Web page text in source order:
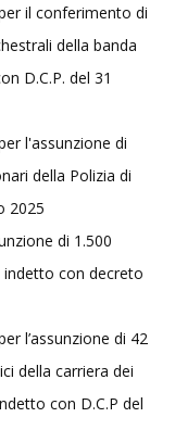
il conferimento di
della banda
D.C.P. del 31
l'assunzione di
della Polizia di
2025
di 1.500
indetto con decreto
l’assunzione di 42
della carriera dei
con D.C.P del